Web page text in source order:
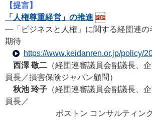
【提言】
「人権尊重経営」の推進
―「ビジネスと人権」に関する経団連の
期待
https://www.keidanren.or.jp/policy/
西澤 敬二 （経団連審議員会副議長、
員長／損害保険ジャパン顧問）
秋池 玲子 （経団連審議員会副議長、
員長／
ボストン コンサルティン